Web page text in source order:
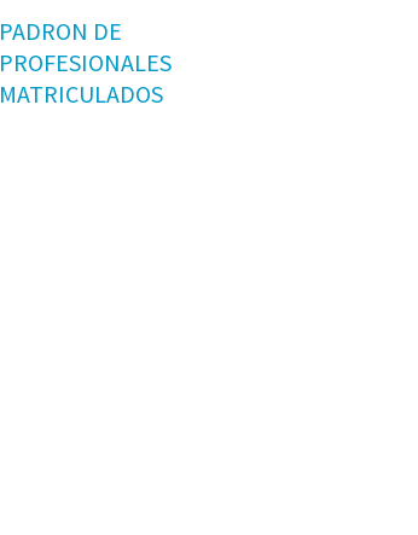
PADRON DE
PROFESIONALES
MATRICULADOS